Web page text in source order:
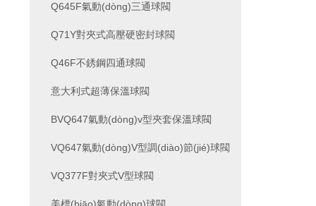
Q645F氣動(dòng)三通球閥
Q71Y對夾式高壓硬密封球閥
Q46F不銹鋼四通球閥
意大利式超薄保溫球閥
BVQ647氣動(dòng)v型夾套保溫球閥
VQ647氣動(dòng)V型調(diào)節(jié)球閥
VQ377F對夾式V型球閥